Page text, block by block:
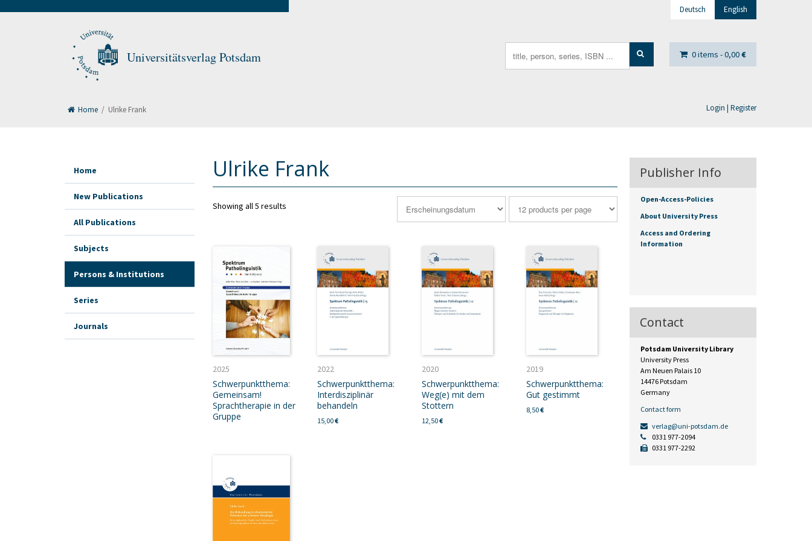
Universitätsverlag Potsdam
Deutsch English
0 items -0,00€
Login | Register
for:
Home / Ulrike Frank
Ulrike Frank
Showing all 5 results
2025
Schwerpunktthema:
Gemeinsam!
Sprachtherapie in der
Gruppe
2022
Schwerpunktthema:
Interdisziplinär
behandeln
15,00€
2020
Schwerpunktthema:
Weg(e) mit dem
Stottern
12,50€
2019
Schwerpunktthema:
Gut gestimmt
8,50€
Home
New Publications
All Publications
Subjects
Persons & Institutions
Series
Journals
Publisher Info
Open-Access-Policies
About University Press
Access and Ordering
Information
Contact
Potsdam University Library
University Press
Am Neuen Palais 10
14476 Potsdam
Germany
Contact form
verlag@uni-potsdam.de
0331 977-2094
0331 977-2292